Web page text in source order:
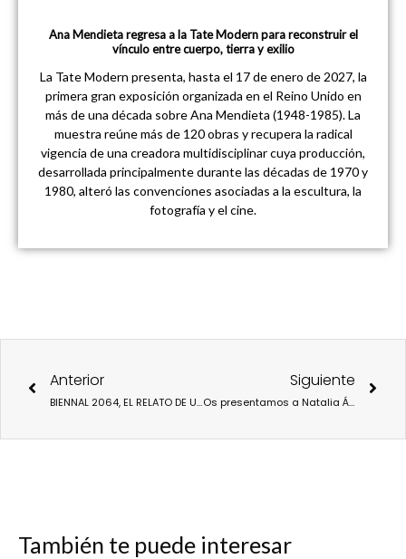
Ana Mendieta regresa a la Tate Modern para reconstruir el
vínculo entre cuerpo, tierra y exilio
La Tate Modern presenta, hasta el 17 de enero de 2027, la
primera gran exposición organizada en el Reino Unido en
más de una década sobre Ana Mendieta (1948-1985). La
muestra reúne más de 120 obras y recupera la radical
vigencia de una creadora multidisciplinar cuya producción,
desarrollada principalmente durante las décadas de 1970 y
1980, alteró las convenciones asociadas a la escultura, la
fotografía y el cine.
Anterior
BIENNAL 2064, EL RELATO DE UN NUEVO MUNDO RECOGIDO EN UNA EXPOSICIÓN EN EL CCCC DE VALÈNCIA.
Siguiente
Os presentamos a Natalia Álvarez Simó, Directora de Conde Duque.
También te puede interesar